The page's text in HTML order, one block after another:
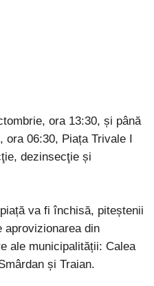
ora 13:30, și până
06:30, Piața Trivale I
dezinsecţie și
va fi închisă, piteștenii
aprovizionarea din
ale municipalității: Calea
și Traian.